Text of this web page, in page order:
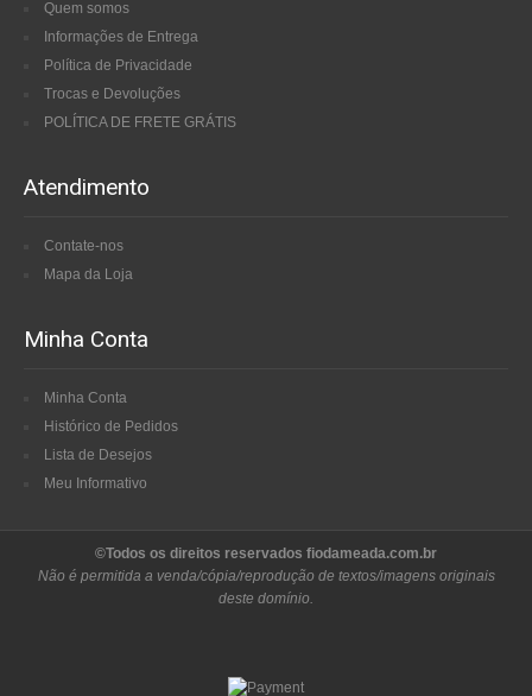
Quem somos
Informações de Entrega
Política de Privacidade
Trocas e Devoluções
POLÍTICA DE FRETE GRÁTIS
Atendimento
Contate-nos
Mapa da Loja
Minha Conta
Minha Conta
Histórico de Pedidos
Lista de Desejos
Meu Informativo
©Todos os direitos reservados fiodameada.com.br
Não é permitida a venda/cópia/reprodução de textos/imagens originais
deste domínio.